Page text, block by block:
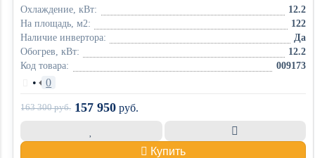
Охлаждение, кВт:
12.2
На площадь, м2:
122
Наличие инвертора:
Да
Обогрев, кВт:
12.2
Код товара:
009173
• 0
163 300руб. 157 950 руб.
Купить